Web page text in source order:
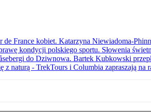
de France kobiet. Katarzyna Niewiadoma-
kondycji polskiego sportu. Słowenia
do Dziwnowa. Bartek Kubkowski
z naturą - TrekTours i Columbia zapraszają